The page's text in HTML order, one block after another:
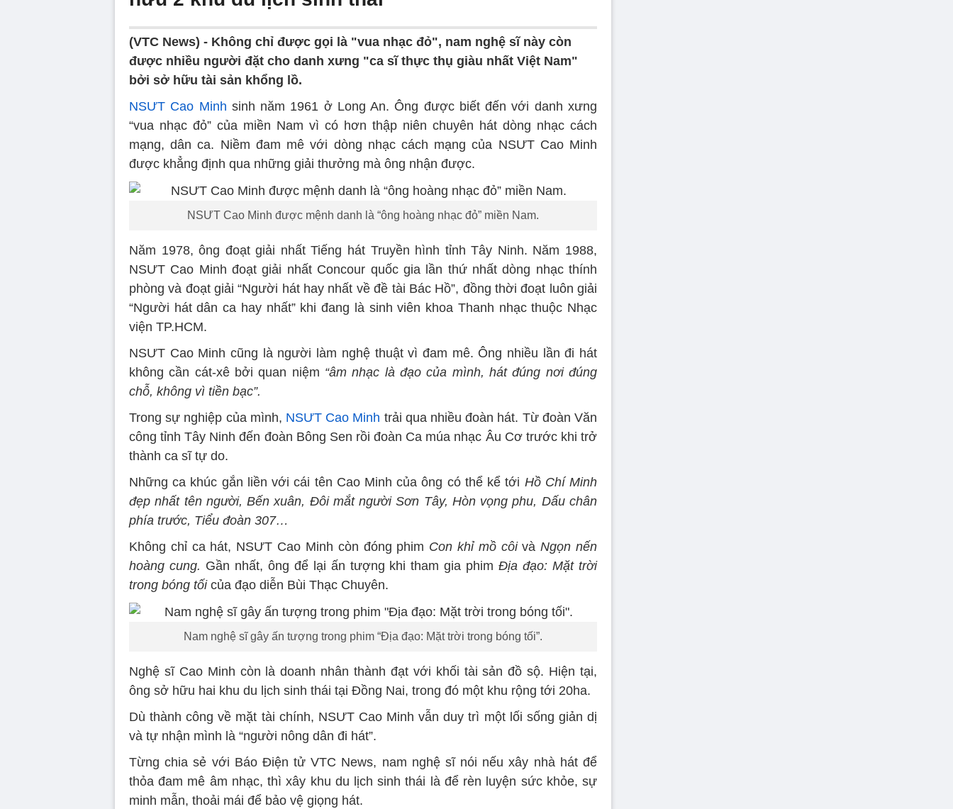
(VTC News) - Không chỉ được gọi là "vua nhạc đỏ", nam nghệ sĩ này còn
được nhiều người đặt cho danh xưng "ca sĩ thực thụ giàu nhất Việt Nam"
bởi sở hữu tài sản khổng lồ.
NSƯT Cao Minh sinh năm 1961 ở Long An. Ông được biết đến với danh xưng
“vua nhạc đỏ” của miền Nam vì có hơn thập niên chuyên hát dòng nhạc cách
mạng, dân ca. Niềm đam mê với dòng nhạc cách mạng của NSƯT Cao Minh
được khẳng định qua những giải thưởng mà ông nhận được.
NSƯT Cao Minh được mệnh danh là “ông hoàng nhạc đỏ” miền Nam.
Năm 1978, ông đoạt giải nhất Tiếng hát Truyền hình tỉnh Tây Ninh. Năm 1988,
NSƯT Cao Minh đoạt giải nhất Concour quốc gia lần thứ nhất dòng nhạc thính
phòng và đoạt giải “Người hát hay nhất về đề tài Bác Hồ”, đồng thời đoạt luôn giải
“Người hát dân ca hay nhất” khi đang là sinh viên khoa Thanh nhạc thuộc Nhạc
viện TP.HCM.
NSƯT Cao Minh cũng là người làm nghệ thuật vì đam mê. Ông nhiều lần đi hát
không cần cát-xê bởi quan niệm “âm nhạc là đạo của mình, hát đúng nơi đúng
chỗ, không vì tiền bạc”.
Trong sự nghiệp của mình, NSƯT Cao Minh trải qua nhiều đoàn hát. Từ đoàn Văn
công tỉnh Tây Ninh đến đoàn Bông Sen rồi đoàn Ca múa nhạc Âu Cơ trước khi trở
thành ca sĩ tự do.
Những ca khúc gắn liền với cái tên Cao Minh của ông có thể kể tới Hồ Chí Minh
đẹp nhất tên người, Bến xuân, Đôi mắt người Sơn Tây, Hòn vọng phu, Dấu chân
phía trước, Tiểu đoàn 307…
Không chỉ ca hát, NSƯT Cao Minh còn đóng phim Con khỉ mồ côivàNgọn nến
hoàng cung. Gần nhất, ông để lại ấn tượng khi tham gia phimĐịa đạo: Mặt trời
trong bóng tốicủa đạo diễn Bùi Thạc Chuyên.
Nam nghệ sĩ gây ấn tượng trong phim “Địa đạo: Mặt trời trong bóng tối”.
Nghệ sĩ Cao Minh còn là doanh nhân thành đạt với khối tài sản đồ sộ. Hiện tại,
ông sở hữu hai khu du lịch sinh thái tại Đồng Nai, trong đó một khu rộng tới 20ha.
Dù thành công về mặt tài chính, NSƯT Cao Minh vẫn duy trì một lối sống giản dị
và tự nhận mình là “người nông dân đi hát”.
Từng chia sẻ với Báo Điện tử VTC News, nam nghệ sĩ nói nếu xây nhà hát để
thỏa đam mê âm nhạc, thì xây khu du lịch sinh thái là để rèn luyện sức khỏe, sự
minh mẫn, thoải mái để bảo vệ giọng hát.